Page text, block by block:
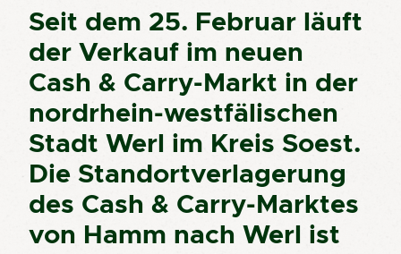
Seit dem 25. Februar läuft
der Verkauf im neuen
Cash & Carry-Markt in der
nordrhein-westfälischen
Stadt Werl im Kreis Soest.
Die Standortverlagerung
des Cash & Carry-Marktes
von Hamm nach Werl ist